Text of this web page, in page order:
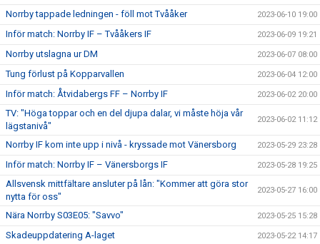
Norrby tappade ledningen - föll mot Tvååker 2023-06-10 19:00
Inför match: Norrby IF – Tvååkers IF 2023-06-09 19:21
Norrby utslagna ur DM 2023-06-07 08:00
Tung förlust på Kopparvallen 2023-06-04 12:00
Inför match: Åtvidabergs FF – Norrby IF 2023-06-02 20:00
TV: "Höga toppar och en del djupa dalar, vi måste höja vår
lägstanivå"
2023-06-02 11:12
Norrby IF kom inte upp i nivå - kryssade mot Vänersborg 2023-05-29 23:28
Inför match: Norrby IF – Vänersborgs IF 2023-05-28 19:25
Allsvensk mittfältare ansluter på lån: "Kommer att göra stor
nytta för oss"
2023-05-27 16:00
Nära Norrby S03E05: "Savvo" 2023-05-25 15:28
Skadeuppdatering A-laget 2023-05-22 14:17